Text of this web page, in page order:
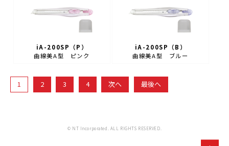
iA-200SP（P）
曲線美A型 ピンク
iA-200SP（B）
曲線美A型 ブルー
1 2 3 4 次へ 最後へ
© NT Incorporated. ALL RIGHTS RESERVED.